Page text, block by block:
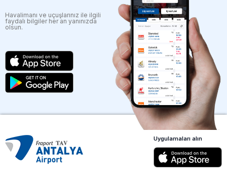
Havalimanı ve uçuşlarınız ile ilgili
faydalı bilgiler her an yanınızda
olsun.
Uygulamaları alın